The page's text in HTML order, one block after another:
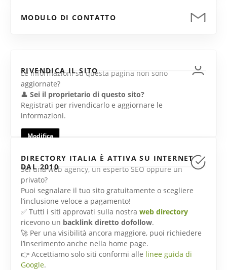
MODULO DI CONTATTO
RIVENDICA IL SITO
Le informazioni su questa pagina non sono
aggiornate?
👤 Sei il proprietario di questo sito?
Registrati per rivendicarlo e aggiornare le
informazioni.
Modifica
DIRECTORY ITALIA È ATTIVA SU INTERNET
DAL 2010
Sei una web agency, un esperto SEO oppure un
privato?
Puoi segnalare il tuo sito gratuitamente o scegliere
l’inclusione veloce a pagamento!
✅ Tutti i siti approvati sulla nostra web directory
ricevono un backlink diretto dofollow.
🚀 Per una visibilità ancora maggiore, puoi richiedere
l’inserimento anche nella home page.
👉 Accettiamo solo siti conformi alle linee guida di
Google.